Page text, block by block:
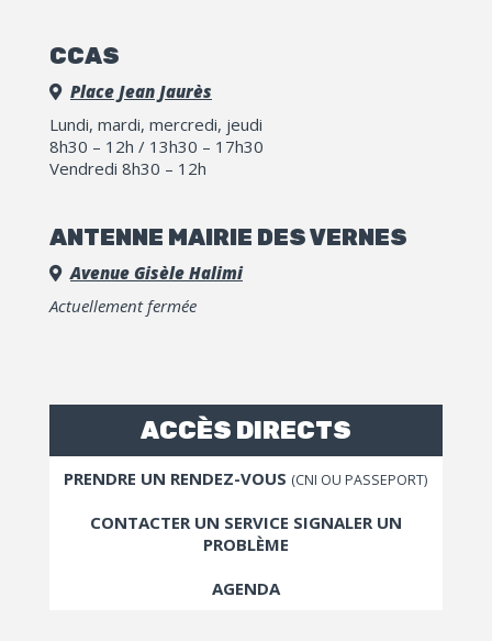
CCAS
Place Jean Jaurès
Lundi, mardi, mercredi, jeudi
8h30 – 12h / 13h30 – 17h30
Vendredi 8h30 – 12h
ANTENNE MAIRIE DES VERNES
Avenue Gisèle Halimi
Actuellement fermée
ACCÈS DIRECTS
PRENDRE UN RENDEZ-VOUS (CNI OU PASSEPORT)
CONTACTER UN SERVICE SIGNALER UN
PROBLÈME
AGENDA